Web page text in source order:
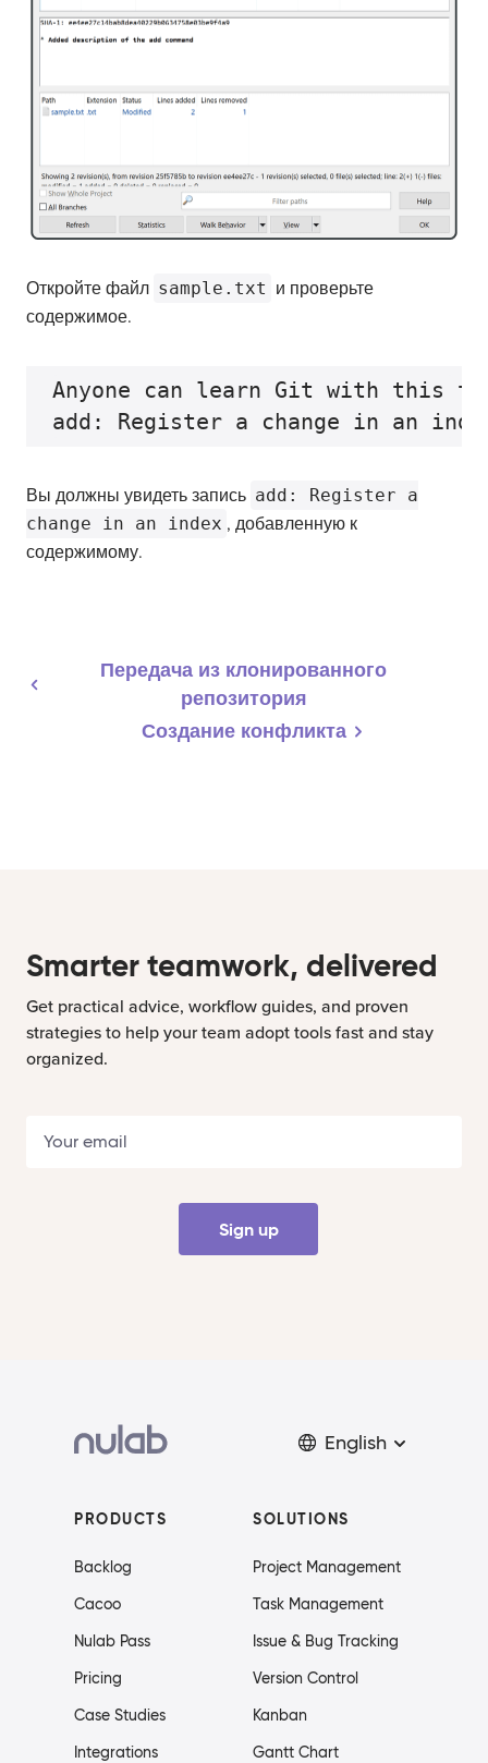
Откройте файл sample.txt и проверьте
содержимое.
Anyone can learn Git with this
Вы должны увидеть запись add: Register a
change in an index , добавленную к
содержимому.
Передача из клонированного
репозитория
Создание конфликта
Smarter teamwork, delivered
Get practical advice, workflow guides, and proven
strategies to help your team adopt tools fast and stay
organized.
Sign up
English
PRODUCTS
Backlog
Cacoo
Nulab Pass
Pricing
Case Studies
Integrations
SOLUTIONS
Project Management
Task Management
Issue & Bug Tracking
Version Control
Kanban
Gantt Chart